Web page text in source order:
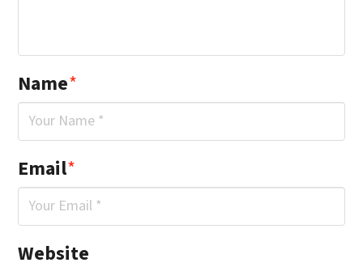
Name*
Email*
Website